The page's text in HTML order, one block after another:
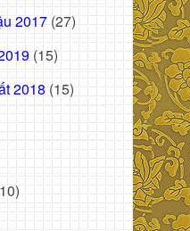
2017 (27)
(15)
2018 (15)